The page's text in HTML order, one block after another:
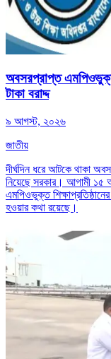
অবসরপ্রাপ্ত এমপিওভুক্ত
টাকা বরাদ্দ
৯ আগস্ট, ২০২৬
জাতীয়
দীর্ঘদিন ধরে আটকে থাকা
নিয়েছে সরকার। আগামী ১৫
এমপিওভুক্ত
হওয়ার কথা রয়েছে।